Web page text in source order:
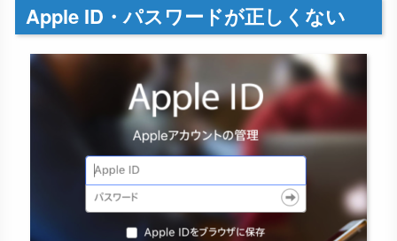
Apple ID・パスワードが正しくない